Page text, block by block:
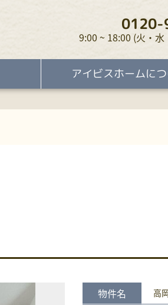
9:00 ~ 18:00 (火・
アイビスホームに
物件名 高